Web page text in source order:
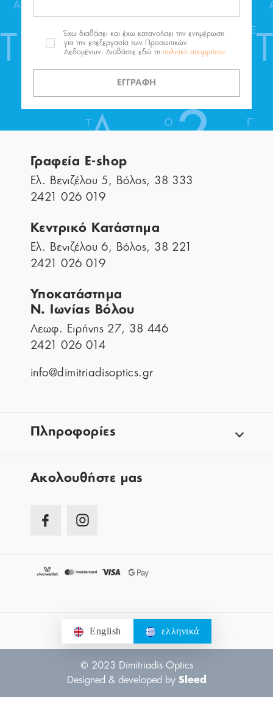
ΕΓΓΡΑΦΗ
Έχω διαβάσει και έχω κατανοήσει την ενημέρωση
για την επεξεργασία των Προσωπικών
Δεδομένων. Διαβάστε εδώ τη πολιτική απορρήτου.
Γραφεία E-shop
Ελ. Βενιζέλου 5, Βόλος, 38 333
2421 026 019
Κεντρικό Κατάστημα
Ελ. Βενιζέλου 6, Βόλος, 38 221
2421 026 019
Υποκατάστημα
Ν. Ιωνίας Βόλου
Λεωφ. Ειρήνης 27, 38 446
2421 026 014
info@dimitriadisoptics.gr
Πληροφορίες
Aκολουθήστε μας
English ελληνικά
© 2023 Dimitriadis Optics
Designed & developed by Sleed